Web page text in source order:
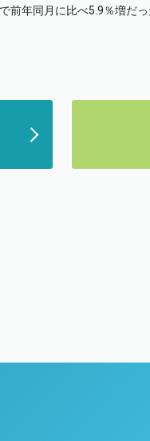
前年同月に比べ5.9％増だ